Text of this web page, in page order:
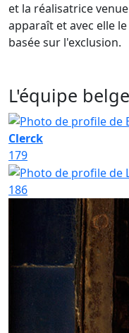
et la réalisatrice
apparaît et avec elle
basée sur l'exclusion.
L'équipe belge
Clerck
179
186